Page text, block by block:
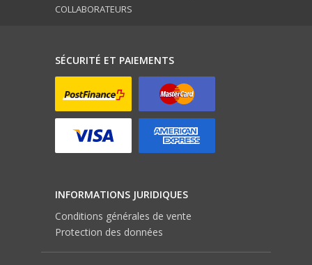
COLLABORATEURS
SÉCURITÉ ET PAIEMENTS
INFORMATIONS JURIDIQUES
Conditions générales de vente
Protection des données